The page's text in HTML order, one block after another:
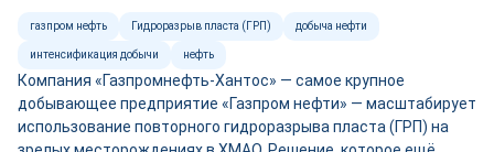
газпром нефть Гидроразрыв пласта (ГРП) добыча нефти
интенсификация добычи нефть
Компания «Газпромнефть-Хантос» — самое крупное
добывающее предприятие «Газпром нефти» — масштабирует
использование повторного гидроразрыва пласта (ГРП) на